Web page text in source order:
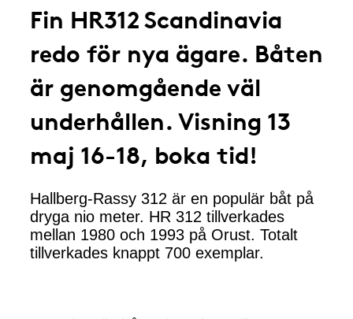
Fin HR312 Scandinavia
redo för nya ägare. Båten
är genomgående väl
underhållen. Visning 13
maj 16-18, boka tid!
Hallberg-Rassy 312 är en populär båt på
dryga nio meter. HR 312 tillverkades
mellan 1980 och 1993 på Orust. Totalt
tillverkades knappt 700 exemplar.